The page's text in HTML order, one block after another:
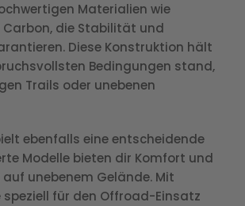
Materialien wie
die Stabilität und
Diese Konstruktion hält
Bedingungen stand,
Trails oder unebenen
ebenfalls eine entscheidende
Modelle bieten dir Komfort und
unebenem Gelände. Mit
speziell für den Offroad-Einsatz